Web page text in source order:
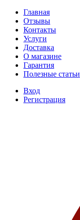
Главная
Отзывы
Контакты
Услуги
Доставка
О магазине
Гарантия
Полезные статьи
Вход
Регистрация